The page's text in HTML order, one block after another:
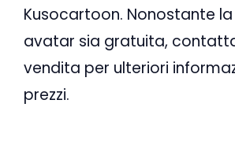
Kusocartoon. Nonostante
avatar sia gratuita,
vendita per ulteriori
prezzi.